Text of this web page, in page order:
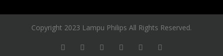
Copyright 2023 Lampu Philips All Rights Reserved.